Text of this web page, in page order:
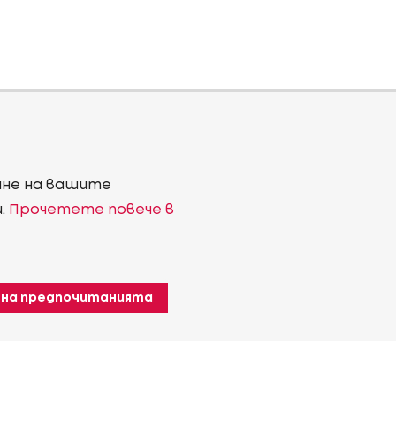
на вашите
Прочетете повече в
на предпочитанията